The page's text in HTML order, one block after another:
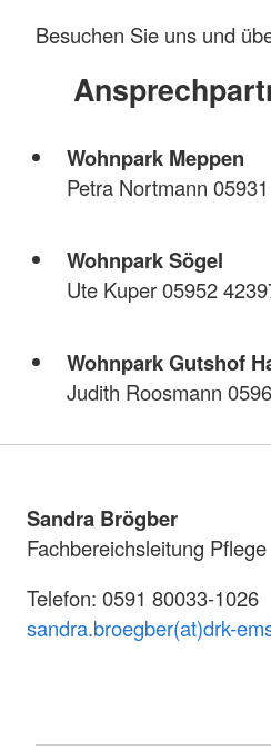
Besuchen Sie uns und
Wohnpark Meppen
Petra Nortmann
Wohnpark Sögel
Ute Kuper 05952
Wohnpark Gutshof
Judith Roosmann
Sandra Brögber
Fachbereichsleitung Pflege
Telefon: 0591 80033-1026
sandra.broegber(at)drk-